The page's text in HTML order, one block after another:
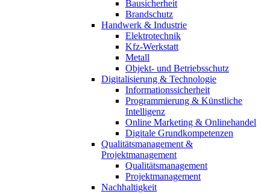
Bausicherheit
Brandschutz
Handwerk & Industrie
Elektrotechnik
Kfz-Werkstatt
Metall
Objekt- und Betriebsschutz
Digitalisierung & Technologie
Informationssicherheit
Programmierung & Künstliche
Intelligenz
Online Marketing & Onlinehandel
Digitale Grundkompetenzen
Qualitätsmanagement &
Projektmanagement
Qualitätsmanagement
Projektmanagement
Nachhaltigkeit